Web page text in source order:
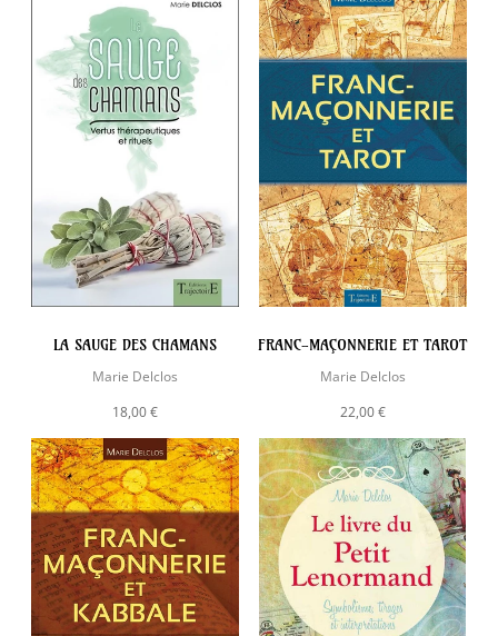
LA SAUGE DES CHAMANS
Marie Delclos
18,00 €
FRANC-MAÇONNERIE ET TAROT
Marie Delclos
22,00 €